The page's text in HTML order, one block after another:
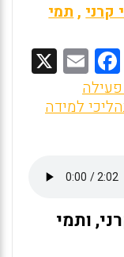
קרני,תמי
W
A
p
F
a
ce
o
o
k
E
m
ai
למידה
ותמי